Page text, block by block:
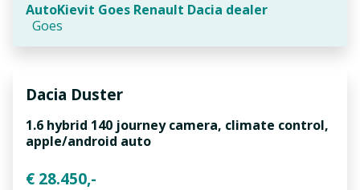
AutoKievit Goes Renault Dacia dealer
Goes
Dacia Duster
1.6 hybrid 140 journey camera, climate control,
apple/android auto
€ 28.450,-